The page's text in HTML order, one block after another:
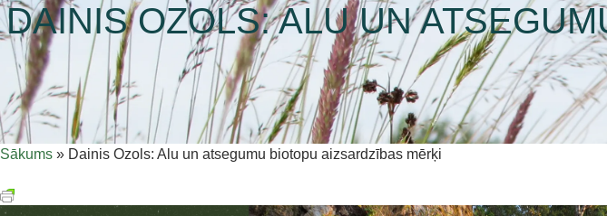
DAINIS OZOLS: ALU UN
Sākums » Dainis Ozols: Alu un atsegumu biotopu aizsardzības mērķi